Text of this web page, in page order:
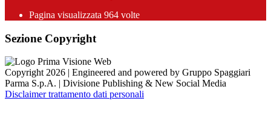
Pagina visualizzata 964 volte
Sezione Copyright
Copyright 2026 | Engineered and powered by Gruppo Spaggiari
Parma S.p.A. | Divisione Publishing & New Social Media
Disclaimer trattamento dati personali